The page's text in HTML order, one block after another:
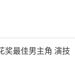
奖最佳男主角 演技